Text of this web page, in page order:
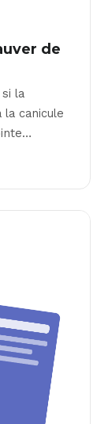
de
la
canicule